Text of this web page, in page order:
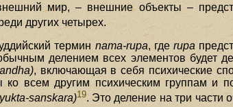
мир, – внешние объекты –
других четырех.
термин nama-rupa, гдеrupa
делением всех элементов будет
, включающая в себя психические
ко всем другим психическим группам
sanskara)19. Это деление на три части